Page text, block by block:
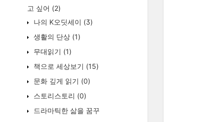
고 싶어 (2)
나의 K오딧세이 (3)
생활의 단상 (1)
무대읽기 (1)
책으로 세상보기 (15)
문화 깊게 읽기 (0)
스토리스토리 (0)
드라마틱한 삶을 꿈꾸